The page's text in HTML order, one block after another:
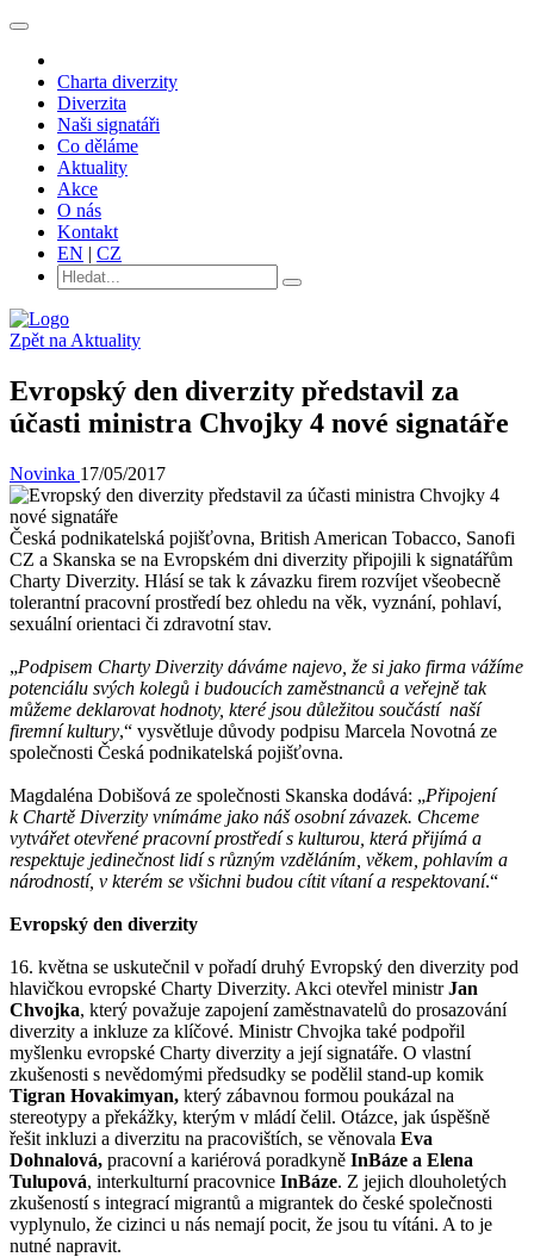
Charta diverzity
Diverzita
Naši signatáři
Co děláme
Aktuality
Akce
O nás
Kontakt
EN | CZ
Zpět na Aktuality
Evropský den diverzity představil za
účasti ministra Chvojky 4 nové signatáře
Novinka 17/05/2017
Česká podnikatelská pojišťovna, British American Tobacco, Sanofi
CZ a Skanska se na Evropském dni diverzity připojili k signatářům
Charty Diverzity. Hlásí se tak k závazku firem rozvíjet všeobecně
tolerantní pracovní prostředí bez ohledu na věk, vyznání, pohlaví,
sexuální orientaci či zdravotní stav.
„Podpisem Charty Diverzity dáváme najevo, že si jako firma vážíme
potenciálu svých kolegů i budoucích zaměstnanců a veřejně tak
můžeme deklarovat hodnoty, které jsou důležitou součástí naší
firemní kultury,“ vysvětluje důvody podpisu Marcela Novotná ze
společnosti Česká podnikatelská pojišťovna.
Magdaléna Dobišová ze společnosti Skanska dodává: „Připojení
k Chartě Diverzity vnímáme jako náš osobní závazek. Chceme
vytvářet otevřené pracovní prostředí s kulturou, která přijímá a
respektuje jedinečnost lidí s různým vzděláním, věkem, pohlavím a
národností, v kterém se všichni budou cítit vítaní a respektovaní.“
Evropský den diverzity
16. května se uskutečnil v pořadí druhý Evropský den diverzity pod
hlavičkou evropské Charty Diverzity. Akci otevřel ministrJan
Chvojka, který považuje zapojení zaměstnavatelů do prosazování
diverzity a inkluze za klíčové. Ministr Chvojka také podpořil
myšlenku evropské Charty diverzity a její signatáře. O vlastní
zkušenosti s nevědomými předsudky se podělil stand-up komik
Tigran Hovakimyan, který zábavnou formou poukázal na
stereotypy a překážky, kterým v mládí čelil. Otázce, jak úspěšně
řešit inkluzi a diverzitu na pracovištích, se věnovala Eva
Dohnalová, pracovní a kariérová poradkyně InBáze a Elena
Tulupová, interkulturní pracovnice InBáze. Z jejich dlouholetých
zkušeností s integrací migrantů a migrantek do české společnosti
vyplynulo, že cizinci u nás nemají pocit, že jsou tu vítáni. A to je
nutné napravit.